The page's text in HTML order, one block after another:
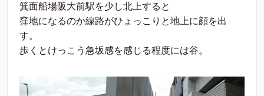
箕面船場阪大前駅を少し北上すると
窪地になるのか線路がひょっこりと地上に顔を出
す。
歩くとけっこう急坂感を感じる程度には谷。